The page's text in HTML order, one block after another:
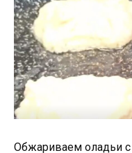
Обжариваем оладьи с